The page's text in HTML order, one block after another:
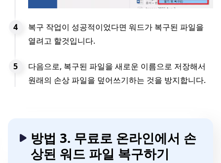
복구 작업이 성공적이었다면 워드가 복구된 파일을
열려고 할것입니다.
다음으로, 복구된 파일을 새로운 이름으로 저장해서
원래의 손상 파일을 덮어쓰기하는 것을 방지합니다.
방법 3. 무료로 온라인에서 손
상된 워드 파일 복구하기